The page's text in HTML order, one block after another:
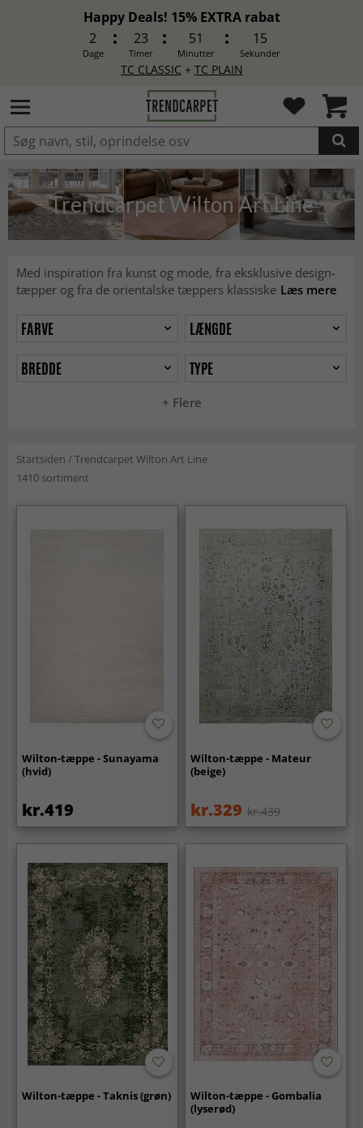
Happy Deals! 15% EXTRA rabat
2
Dage
23
Timer
51
Minutter
13
Sekunder
TC CLASSIC + TC PLAIN
LAGT I INDKØBSKURVEN.
Trendcarpet Wilton Art Line
Med inspiration fra kunst og mode, fra eksklusive design-
tæpper og fra de orientalske tæppers klassiske Læs mere
+ Flere
FARVE
LÆNGDE
BREDDE
TYPE
Startsiden /Trendcarpet Wilton Art Line
1410 sortiment
Wilton-tæppe - Sunayama
(hvid)
kr.419
Wilton-tæppe - Mateur
(beige)
kr.329 kr.439
Wilton-tæppe - Taknis (grøn)
Wilton-tæppe - Gombalia
(lyserød)